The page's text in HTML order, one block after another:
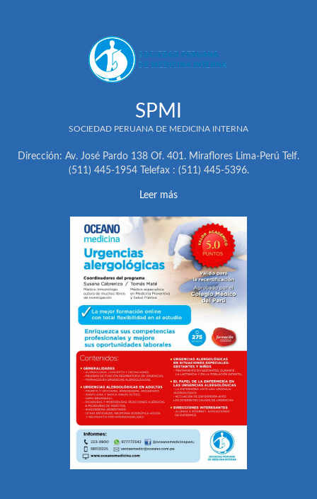
SPMI
SOCIEDAD PERUANA DE MEDICINA INTERNA
Dirección: Av. José Pardo 138 Of. 401. Miraflores Lima-Perú Telf.
(511) 445-1954 Telefax : (511) 445-5396.
Leer más